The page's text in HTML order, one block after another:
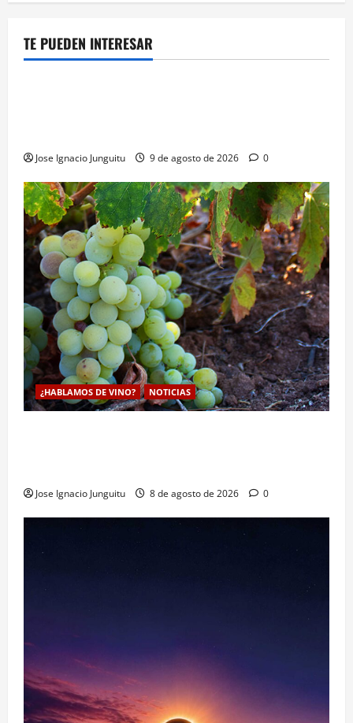
TE PUEDEN INTERESAR
¿HABLAMOS DE VINO? NOTICIAS
Jose Ignacio Junguitu 9 de agosto de 2026 0
¿HABLAMOS DE VINO? NOTICIAS
Jose Ignacio Junguitu 8 de agosto de 2026 0